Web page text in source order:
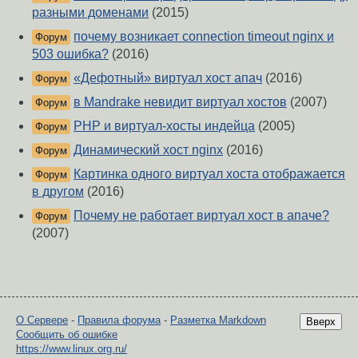
разными доменами (2015)
Форум
почему возникает connection timeout nginx и
503 ошибка? (2016)
Форум «Дефотный» виртуал хост апач (2016)
Форум в Mandrake невидит виртуал хостов (2007)
Форум РНР и виртуал-хосты индейца (2005)
Форум Динамический хост nginx (2016)
Форум
Картинка одного виртуал хоста отображается
в другом (2016)
Форум
Почему не работает виртуал хост в апаче?
(2007)
Вверх
О Сервере - Правила форума- Разметка Markdown
Сообщить об ошибке
https://www.linux.org.ru/